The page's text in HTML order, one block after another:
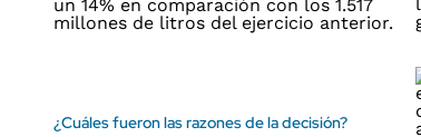
¿Cuáles fueron las razones de la decisión?